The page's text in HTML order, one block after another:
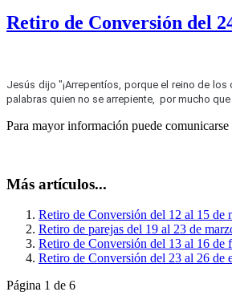
Retiro de Conversión del
Jesús dijo "¡Arrepentíos, porque el reino de
palabras quien no se arrepiente, por mucho
Para mayor información puede
Más artículos...
Retiro de Conversión del 12 al 15 de
Retiro de parejas del 19 al 23 de
Retiro de Conversión del 13 al 16 de
Retiro de Conversión del 23 al 26 de
Página 1 de 6